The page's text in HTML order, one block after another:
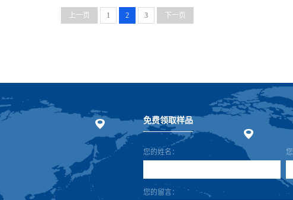
上一页 1 2 3 下一页
免费领取样品
您的姓名： 公
名
地
您的留言：